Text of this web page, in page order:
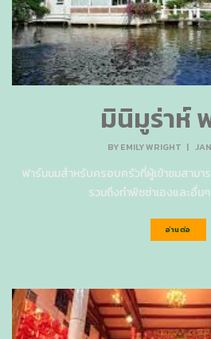
มินิมูร่าห์
BYEMILY WRIGHT |
ฟาร์มนมสำหรับครอบครัวที่ผู้เข้าชมสามา
รวมถึงทำพิซซ่าเองและอื่น
อ่านต่อ